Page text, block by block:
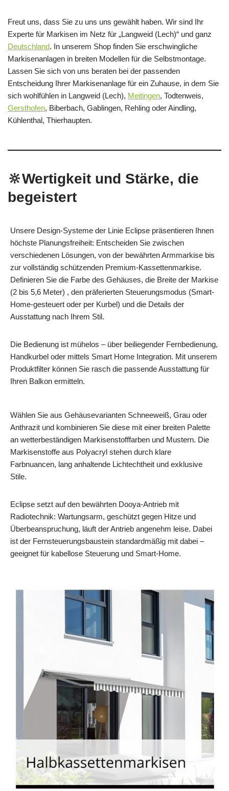
Freut uns, dass Sie zu uns uns gewählt haben. Wir sind Ihr
Experte für Markisen im Netz für „Langweid (Lech)“ und ganz
Deutschland. In unserem Shop finden Sie erschwingliche
Markisenanlagen in breiten Modellen für die Selbstmontage.
Lassen Sie sich von uns beraten bei der passenden
Entscheidung Ihrer Markisenanlage für ein Zuhause, in dem Sie
sich wohlfühlen in Langweid (Lech), Meitingen, Todtenweis,
Gersthofen, Biberbach, Gablingen, Rehling oder Aindling,
Kühlenthal, Thierhaupten.
🔆Wertigkeit und Stärke, die
begeistert
Unsere Design-Systeme der Linie Eclipse präsentieren Ihnen
höchste Planungsfreiheit: Entscheiden Sie zwischen
verschiedenen Lösungen, von der bewährten Armmarkise bis
zur vollständig schützenden Premium-Kassettenmarkise.
Definieren Sie die Farbe des Gehäuses, die Breite der Markise
(2 bis 5,6 Meter) , den präferierten Steuerungsmodus (Smart-
Home-gesteuert oder per Kurbel) und die Details der
Ausstattung nach Ihrem Stil.
Die Bedienung ist mühelos – über beiliegender Fernbedienung,
Handkurbel oder mittels Smart Home Integration. Mit unserem
Produktfilter können Sie rasch die passende Ausstattung für
Ihren Balkon ermitteln.
Wählen Sie aus Gehäusevarianten Schneeweiß, Grau oder
Anthrazit und kombinieren Sie diese mit einer breiten Palette
an wetterbeständigen Markisenstofffarben und Mustern. Die
Markisenstoffe aus Polyacryl stehen durch klare
Farbnuancen, lang anhaltende Lichtechtheit und exklusive
Stile.
Eclipse setzt auf den bewährten Dooya-Antrieb mit
Radiotechnik: Wartungsarm, geschützt gegen Hitze und
Überbeanspruchung, läuft der Antrieb angenehm leise. Dabei
ist der Fernsteuerungsbaustein standardmäßig mit dabei –
geeignet für kabellose Steuerung und Smart-Home.